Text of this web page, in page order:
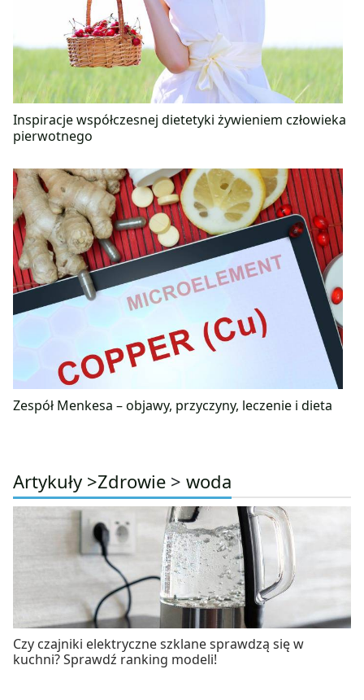
Inspiracje współczesnej dietetyki żywieniem człowieka
pierwotnego
Zespół Menkesa – objawy, przyczyny, leczenie i dieta
Artykuły >Zdrowie > woda
Czy czajniki elektryczne szklane sprawdzą się w
kuchni? Sprawdź ranking modeli!